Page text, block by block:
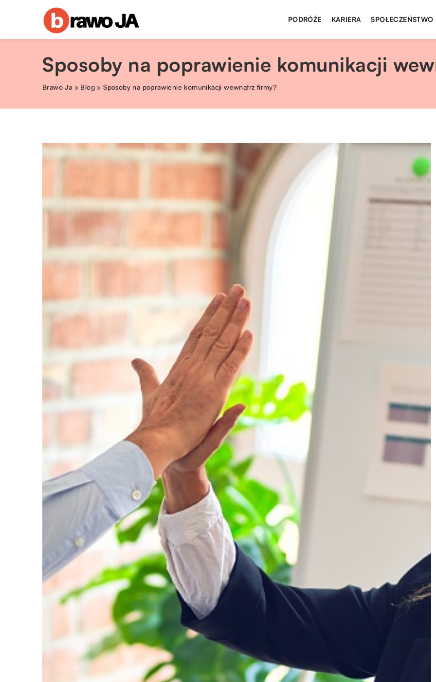
PODRÓŻE KARIERA SPOŁECZEŃSTWO
Sposoby na poprawienie komunikacji
Brawo Ja » Blog »Sposoby na poprawienie komunikacji wewnątrz firmy?